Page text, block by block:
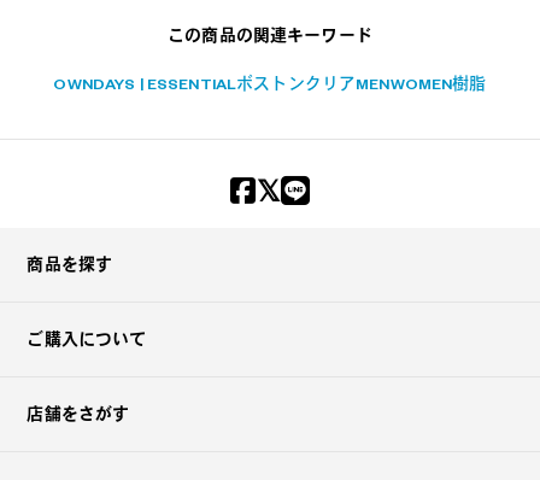
この商品の関連キーワード
OWNDAYS | ESSENTIALボストンクリア MENWOMEN樹脂
商品を探す
ご購入について
店舗をさがす